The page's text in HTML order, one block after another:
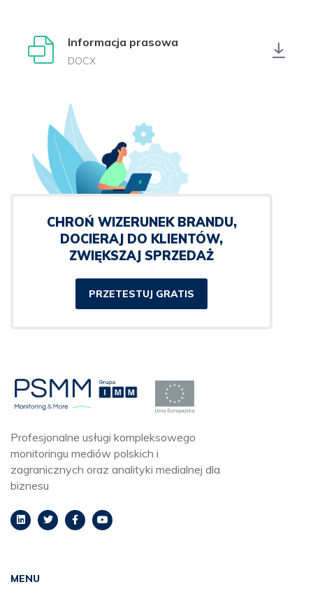
Informacja prasowa
DOCX
CHROŃ WIZERUNEK BRANDU,
DOCIERAJ DO KLIENTÓW,
ZWIĘKSZAJ SPRZEDAŻ
PRZETESTUJ GRATIS
Profesjonalne usługi kompleksowego
monitoringu mediów polskich i
zagranicznych oraz analityki medialnej dla
biznesu
MENU